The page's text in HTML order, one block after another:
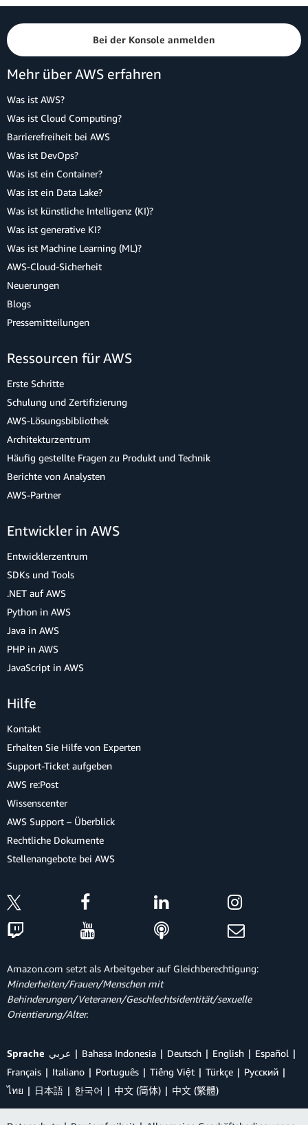
Bei der Konsole anmelden
Mehr über AWS erfahren
Was ist AWS?
Was ist Cloud Computing?
Barrierefreiheit bei AWS
Was ist DevOps?
Was ist ein Container?
Was ist ein Data Lake?
Was ist künstliche Intelligenz (KI)?
Was ist generative KI?
Was ist Machine Learning (ML)?
AWS-Cloud-Sicherheit
Neuerungen
Blogs
Pressemitteilungen
Ressourcen für AWS
Erste Schritte
Schulung und Zertifizierung
AWS-Lösungsbibliothek
Architekturzentrum
Häufig gestellte Fragen zu Produkt und Technik
Berichte von Analysten
AWS-Partner
Entwickler in AWS
Entwicklerzentrum
SDKs und Tools
.NET auf AWS
Python in AWS
Java in AWS
PHP in AWS
JavaScript in AWS
Hilfe
Kontakt
Erhalten Sie Hilfe von Experten
Support-Ticket aufgeben
AWS re:Post
Wissenscenter
AWS Support – Überblick
Rechtliche Dokumente
Stellenangebote bei AWS
Amazon.com setzt als Arbeitgeber auf Gleichberechtigung:
Minderheiten/Frauen/Menschen mit
Behinderungen/Veteranen/Geschlechtsidentität/sexuelle
Orientierung/Alter.
Sprache عربي Bahasa Indonesia Deutsch English
Español
Français
Italiano Português Tiếng Việt Türkçe
Ρусский
ไทย
日本語 한국어 中文 (简体) 中文 (繁體)